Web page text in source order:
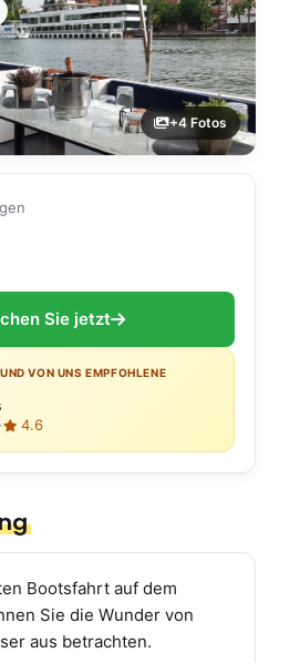
+4 Fotos
Sie jetzt
VON UNS EMPFOHLENE
· 4.6
Bootsfahrt auf dem
Sie die Wunder von
aus betrachten.